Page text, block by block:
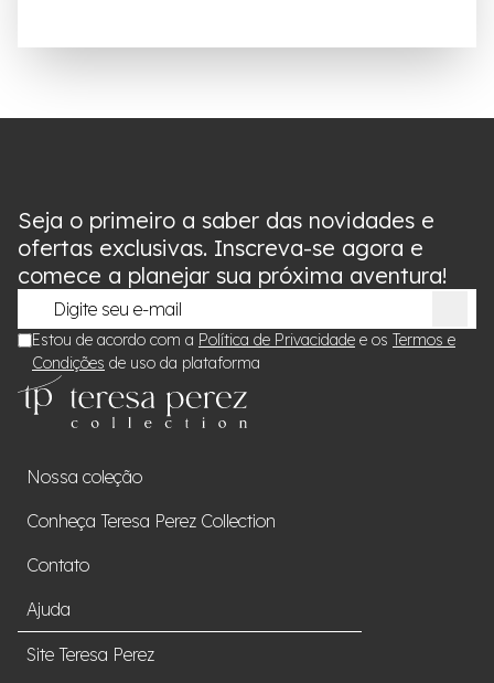
Nossa coleção
Conheça Teresa Perez Collection
Contato
Ajuda
Site Teresa Perez
Seja o primeiro a saber das novidades e
ofertas exclusivas. Inscreva-se agora e
comece a planejar sua próxima aventura!
Estou de acordo com a Política de Privacidade e os Termos e
Condições de uso da plataforma